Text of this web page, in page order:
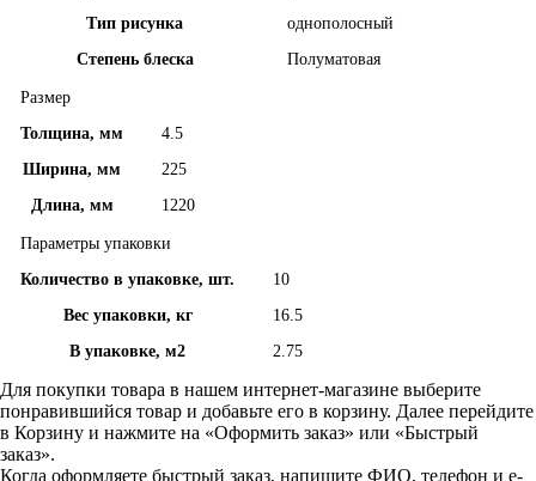
Тип рисунка
однополосный
Степень блеска
Полуматовая
Размер
Толщина, мм
4.5
Ширина, мм
225
Длина, мм
1220
Параметры упаковки
Количество в упаковке, шт.
10
Вес упаковки, кг
16.5
В упаковке, м2
2.75
Для покупки товара в нашем интернет-магазине выберите
понравившийся товар и добавьте его в корзину. Далее перейдите
в Корзину и нажмите на «Оформить заказ» или «Быстрый
заказ».
Когда оформляете быстрый заказ, напишите ФИО, телефон и e-